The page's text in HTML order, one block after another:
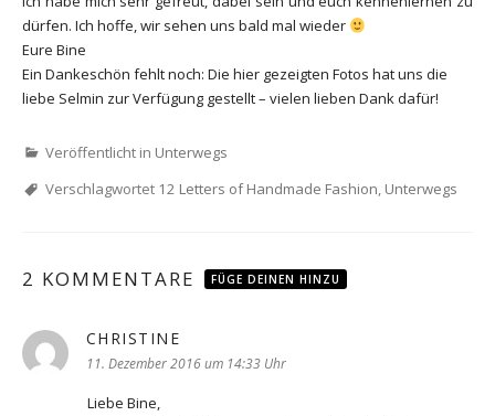
dürfen. Ich hoffe, wir sehen uns bald mal wieder
Eure Bine
Ein Dankeschön fehlt noch: Die hier gezeigten Fotos hat uns die
liebe Selmin zur Verfügung gestellt – vielen lieben Dank dafür!
Veröffentlicht in Unterwegs
Verschlagwortet 12 Letters of Handmade Fashion, Unterwegs
2 KOMMENTARE FÜGE DEINEN HINZU
CHRISTINE
11. Dezember 2016 um 14:33 Uhr
Liebe Bine,